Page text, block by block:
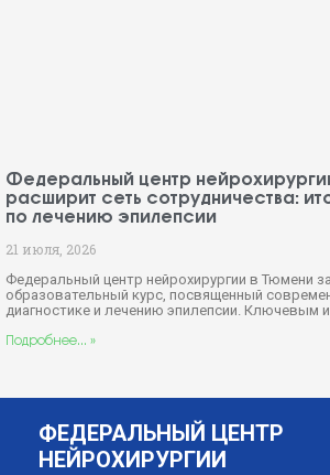
Федеральный центр
расширит сеть сотрудничества:
по лечению эпилепсии
21 июля, 2026
Федеральный центр нейрохирургии в Тюмени
образовательный курс, посвященный
диагностике и лечению эпилепсии. Ключевым
Подробнее... »
ФЕДЕРАЛЬНЫЙ ЦЕНТР
НЕЙРОХИРУРГИИ